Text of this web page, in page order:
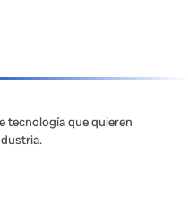
tecnología que quieren